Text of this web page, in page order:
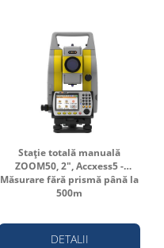
Stație totală manuală
ZOOM50, 2", Accxess5 -
Măsurare fără prismă până la
500m
DETALII